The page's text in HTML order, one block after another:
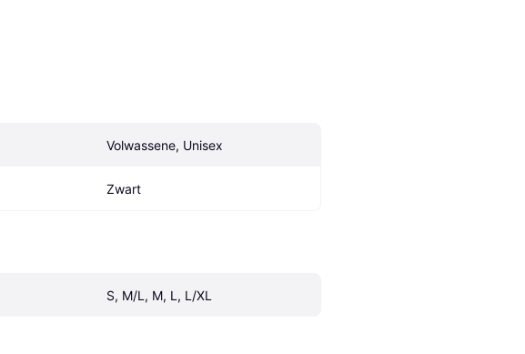
Volwassene, Unisex
Zwart
S, M/L, M, L, L/XL